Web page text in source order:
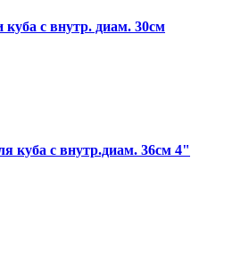
с внутр. диам. 30см
куба с внутр.диам. 36см 4"